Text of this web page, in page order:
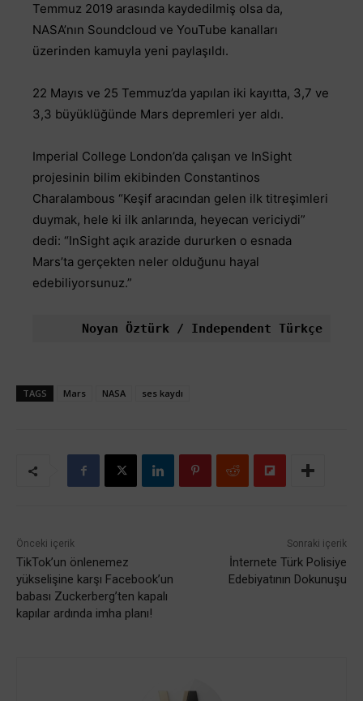
Temmuz 2019 arasında kaydedilmiş olsa da,
NASA’nın Soundcloud ve YouTube kanalları
üzerinden kamuyla yeni paylaşıldı.
22 Mayıs ve 25 Temmuz’da yapılan iki kayıtta, 3,7 ve
3,3 büyüklüğünde Mars depremleri yer aldı.
Imperial College London’da çalışan ve InSight
projesinin bilim ekibinden Constantinos
Charalambous “Keşif aracından gelen ilk titreşimleri
duymak, hele ki ilk anlarında, heyecan vericiydi”
dedi: “InSight açık arazide dururken o esnada
Mars’ta gerçekten neler olduğunu hayal
edebiliyorsunuz.”
Noyan Öztürk / Independent Türkçe
TAGS Mars NASA ses kaydı
Önceki içerik
TikTok’un önlenemez
yükselişine karşı Facebook’un
babası Zuckerberg’ten kapalı
kapılar ardında imha planı!
Sonraki içerik
İnternete Türk Polisiye
Edebiyatının Dokunuşu